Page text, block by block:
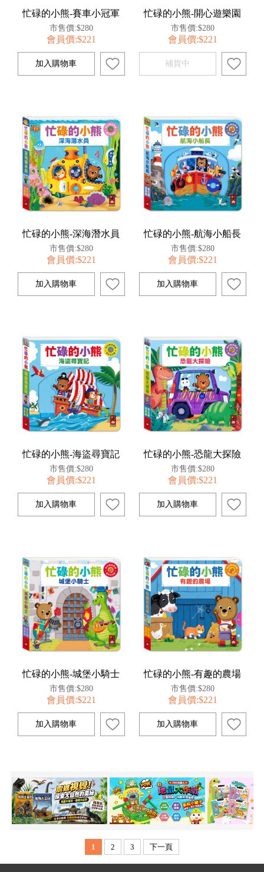
忙碌的小熊-賽車小冠軍
市售價:$280
會員價:$221
忙碌的小熊-開心遊樂園
市售價:$280
會員價:$221
忙碌的小熊-深海潛水員
市售價:$280
會員價:$221
忙碌的小熊-航海小船長
市售價:$280
會員價:$221
忙碌的小熊-海盜尋寶記
市售價:$280
會員價:$221
忙碌的小熊-恐龍大探險
市售價:$280
會員價:$221
忙碌的小熊-城堡小騎士
市售價:$280
會員價:$221
忙碌的小熊-有趣的農場
市售價:$280
會員價:$221
1 2 3 下一頁